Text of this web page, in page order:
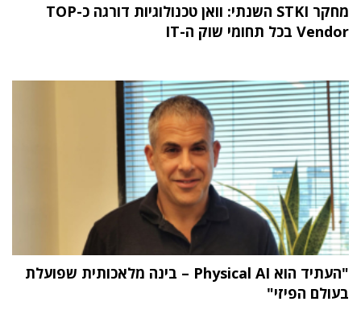
מחקר STKI השנתי: וואן טכנולוגיות דורגה כ-TOP
Vendor בכל תחומי שוק ה-IT
"העתיד הוא Physical AI – בינה מלאכותית שפועלת
בעולם הפיזי"